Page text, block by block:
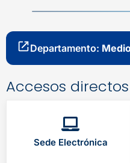
Departamento:
Accesos directos
Sede Electrónica